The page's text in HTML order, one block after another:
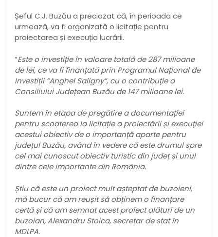
Șeful C.J. Buzău a preciazat că, în perioada ce
urmează, va fi organizată o licitație pentru
proiectarea și execuția lucrării.
”Este o investiție în valoare totală de 287 milioane
de lei, ce va fi finanțată prin Programul Național de
Investiții “Anghel Saligny”, cu o contribuție a
Consiliului Județean Buzău de 147 milioane lei.
Suntem în etapa de pregătire a documentației
pentru scoaterea la licitație a proiectării și execuției
acestui obiectiv de o importanță aparte pentru
județul Buzău, având în vedere că este drumul spre
cel mai cunoscut obiectiv turistic din județ și unul
dintre cele importante din România.
Știu că este un proiect mult așteptat de buzoieni,
mă bucur că am reușit să obținem o finanțare
certă și că am semnat acest proiect alături de un
buzoian, Alexandru Stoica, secretar de stat în
MDLPA.